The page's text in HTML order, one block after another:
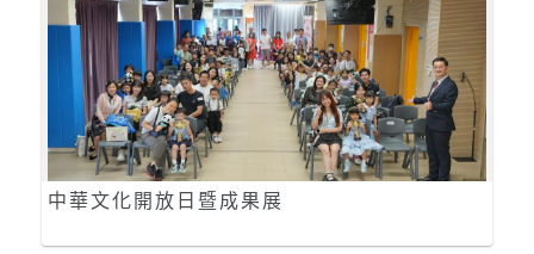
中華文化開放日暨成果展